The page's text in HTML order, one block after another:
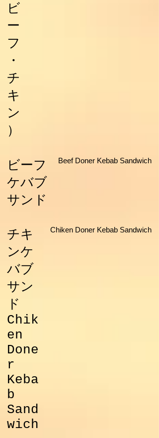
ビ
ー
フ
・
チ
キ
ン
）
ビーフ
ケバブ
サンド
Beef Doner Kebab Sandwich
チキ
ンケ
バブ
サン
ド
Chik
en
Done
r
Keba
b
Sand
wich
Chiken Doner Kebab Sandwich